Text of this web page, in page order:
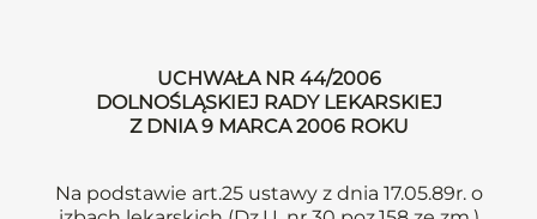
UCHWAŁA NR 44/2006
DOLNOŚLĄSKIEJ RADY LEKARSKIEJ
Z DNIA 9 MARCA 2006 ROKU
Na podstawie art.25 ustawy z dnia 17.05.89r. o